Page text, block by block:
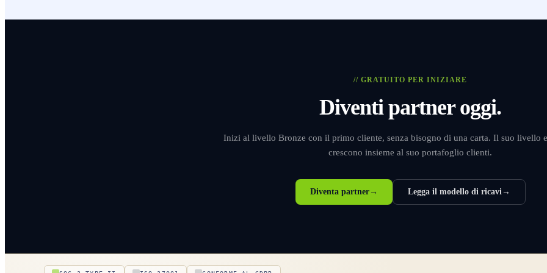
// GRATUITO PER INIZIARE
Diventi partner oggi.
Inizi al livello Bronze con il primo cliente, senza bisogno di una carta. Il suo livello
crescono insieme al suo portafoglio clienti.
Diventa partner→ Legga il modello di ricavi→